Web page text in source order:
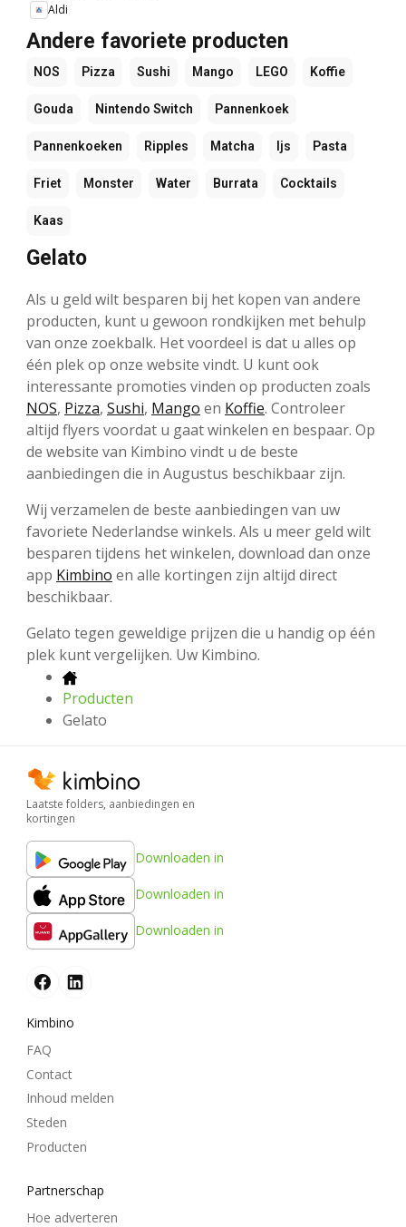
Aldi
Andere favoriete producten
NOS Pizza Sushi Mango LEGO Koffie
Gouda Nintendo Switch Pannenkoek
Pannenkoeken Ripples Matcha Ijs Pasta
Friet Monster Water Burrata Cocktails
Kaas
Gelato
Als u geld wilt besparen bij het kopen van andere
producten, kunt u gewoon rondkijken met behulp
van onze zoekbalk. Het voordeel is dat u alles op
één plek op onze website vindt. U kunt ook
interessante promoties vinden op producten zoals
NOS, Pizza, Sushi, Mango en Koffie. Controleer
altijd flyers voordat u gaat winkelen en bespaar. Op
de website van Kimbino vindt u de beste
aanbiedingen die in Augustus beschikbaar zijn.
Wij verzamelen de beste aanbiedingen van uw
favoriete Nederlandse winkels. Als u meer geld wilt
besparen tijdens het winkelen, download dan onze
app Kimbino en alle kortingen zijn altijd direct
beschikbaar.
Gelato tegen geweldige prijzen die u handig op één
plek kunt vergelijken. Uw Kimbino.
Producten
Gelato
Laatste folders, aanbiedingen en
kortingen
Downloaden in
Downloaden in
Downloaden in
Kimbino
FAQ
Contact
Inhoud melden
Steden
Producten
Partnerschap
Hoe adverteren